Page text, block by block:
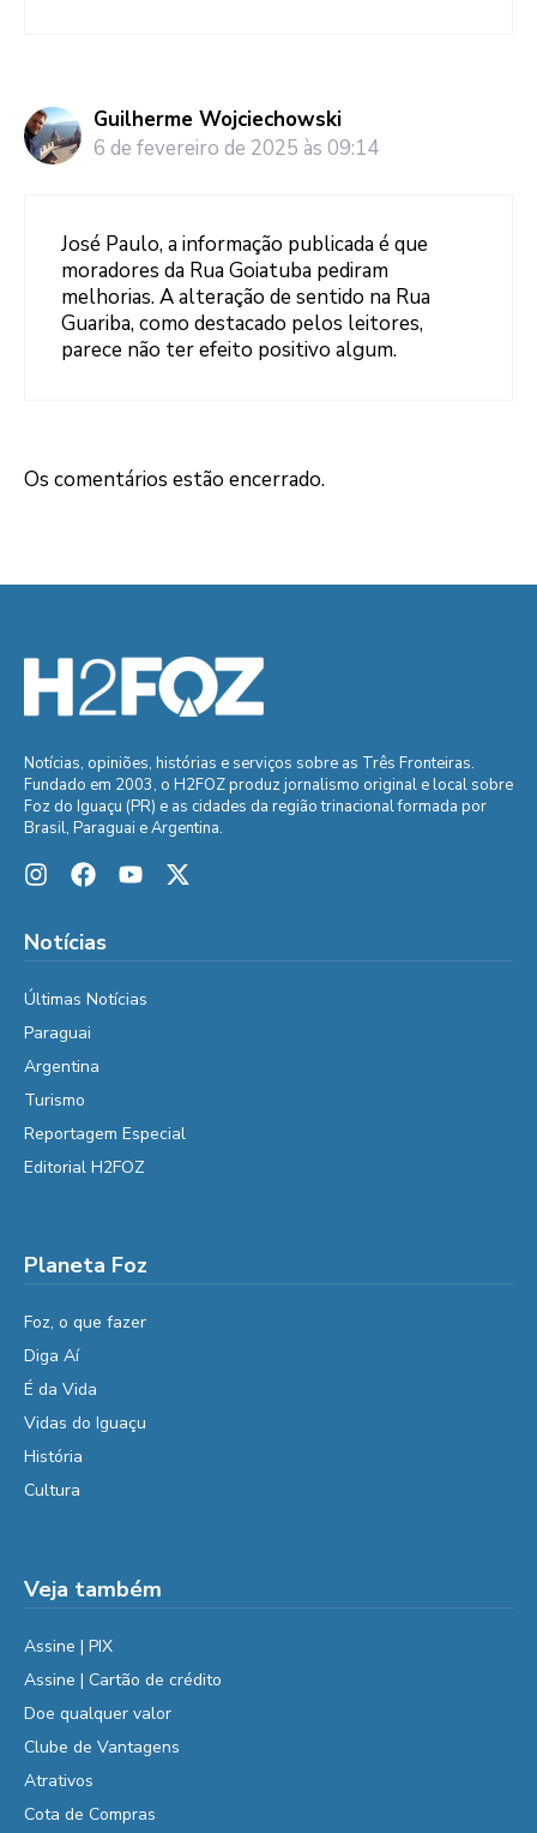
Guilherme Wojciechowski
6 de fevereiro de 2025 às 09:14
José Paulo, a informação publicada é que
moradores da Rua Goiatuba pediram
melhorias. A alteração de sentido na Rua
Guariba, como destacado pelos leitores,
parece não ter efeito positivo algum.
Os comentários estão encerrado.
Notícias, opiniões, histórias e serviços sobre as Três Fronteiras.
Fundado em 2003, o H2FOZ produz jornalismo original e local sobre
Foz do Iguaçu (PR) e as cidades da região trinacional formada por
Brasil, Paraguai e Argentina.
Notícias
Últimas Notícias
Paraguai
Argentina
Turismo
Reportagem Especial
Editorial H2FOZ
Planeta Foz
Foz, o que fazer
Diga Aí
É da Vida
Vidas do Iguaçu
História
Cultura
Veja também
Assine | PIX
Assine | Cartão de crédito
Doe qualquer valor
Clube de Vantagens
Atrativos
Cota de Compras